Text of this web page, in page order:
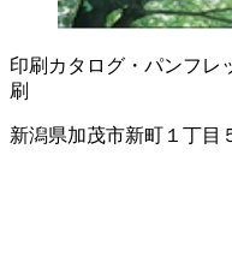
印刷 カタログ・パンフレ
刷
新潟県加茂市新町１丁目